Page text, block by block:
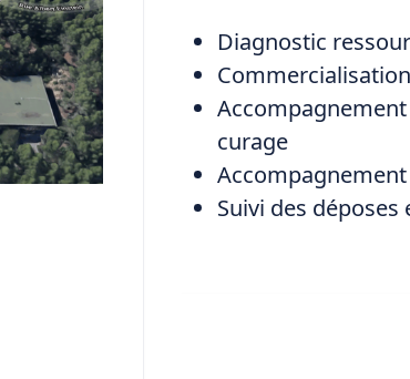
Diagnostic
Commercialisation
curage
Suivi des